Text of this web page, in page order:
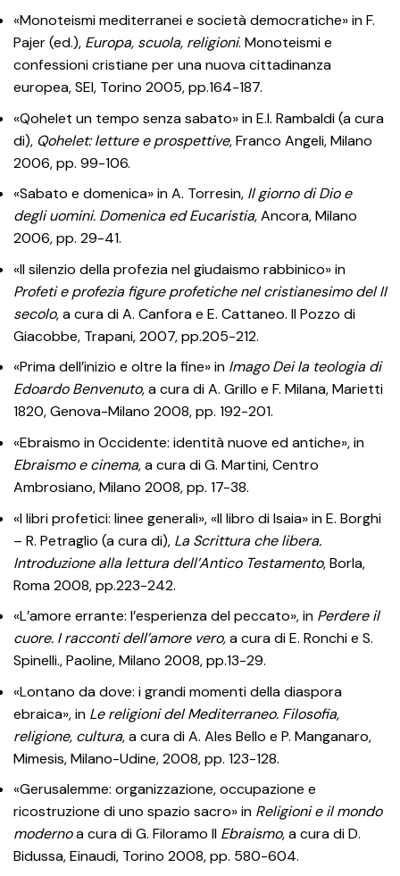
«Monoteismi mediterranei e società democratiche» in F.
Pajer (ed.), Europa, scuola, religioni. Monoteismi e
confessioni cristiane per una nuova cittadinanza
europea, SEI, Torino 2005, pp.164-187.
«Qohelet un tempo senza sabato» in E.I. Rambaldi (a cura
di), Qohelet: letture e prospettive, Franco Angeli, Milano
2006, pp. 99-106.
«Sabato e domenica» in A. Torresin, Il giorno di Dio e
degli uomini. Domenica ed Eucaristia, Ancora, Milano
2006, pp. 29-41.
«Il silenzio della profezia nel giudaismo rabbinico» in
Profeti e profezia figure profetiche nel cristianesimo del II
secolo, a cura di A. Canfora e E. Cattaneo. Il Pozzo di
Giacobbe, Trapani, 2007, pp.205-212.
«Prima dell’inizio e oltre la fine» in Imago Dei la teologia di
Edoardo Benvenuto, a cura di A. Grillo e F. Milana, Marietti
1820, Genova-Milano 2008, pp. 192-201.
«Ebraismo in Occidente: identità nuove ed antiche», in
Ebraismo e cinema, a cura di G. Martini, Centro
Ambrosiano, Milano 2008, pp. 17-38.
«I libri profetici: linee generali», «Il libro di Isaia» in E. Borghi
– R. Petraglio (a cura di), La Scrittura che libera.
Introduzione alla lettura dell’Antico Testamento, Borla,
Roma 2008, pp.223-242.
«L’amore errante: l’esperienza del peccato», in Perdere il
cuore. I racconti dell’amore vero,a cura di E. Ronchi e S.
Spinelli., Paoline, Milano 2008, pp.13-29.
«Lontano da dove: i grandi momenti della diaspora
ebraica», in Le religioni del Mediterraneo. Filosofia,
religione, cultura, a cura di A. Ales Bello e P. Manganaro,
Mimesis, Milano-Udine, 2008, pp. 123-128.
«Gerusalemme: organizzazione, occupazione e
ricostruzione di uno spazio sacro» in Religioni e il mondo
modernoa cura di G. Filoramo II Ebraismo, a cura di D.
Bidussa, Einaudi, Torino 2008, pp. 580-604.